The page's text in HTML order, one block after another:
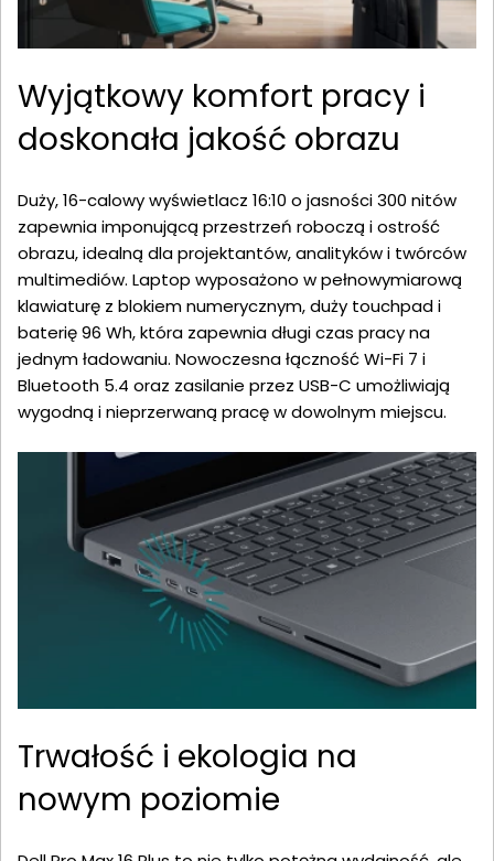
Wyjątkowy komfort pracy i
doskonała jakość obrazu
Duży, 16-calowy wyświetlacz 16:10 o jasności 300 nitów
zapewnia imponującą przestrzeń roboczą i ostrość
obrazu, idealną dla projektantów, analityków i twórców
multimediów. Laptop wyposażono w pełnowymiarową
klawiaturę z blokiem numerycznym, duży touchpad i
baterię 96 Wh, która zapewnia długi czas pracy na
jednym ładowaniu. Nowoczesna łączność Wi-Fi 7 i
Bluetooth 5.4 oraz zasilanie przez USB-C umożliwiają
wygodną i nieprzerwaną pracę w dowolnym miejscu.
Trwałość i ekologia na
nowym poziomie